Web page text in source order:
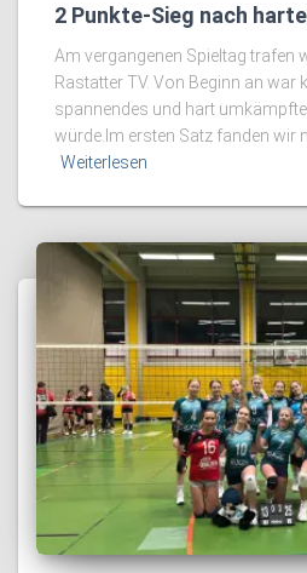
2 Punkte-Sieg nach
Am vergangenen Spieltag trafen
Rastatter TV. Von Beginn an war
spannendes und hart
würde.Im ersten Satz fanden wir
Weiterlesen